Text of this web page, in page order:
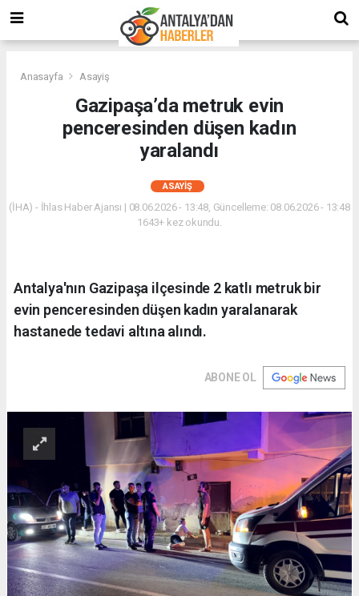
Anasayfa Asayiş
Gazipaşa’da metruk evin
penceresinden düşen kadın
yaralandı
ASAYIŞ
(İHA) - İhlas Haber Ajansı | 08.06.2026 - 13:48, Güncelleme: 08.06.2026 - 13:48
1643+ kez okundu.
Antalya'nın Gazipaşa ilçesinde 2 katlı metruk bir
evin penceresinden düşen kadın yaralanarak
hastanede tedavi altına alındı.
ABONE OL